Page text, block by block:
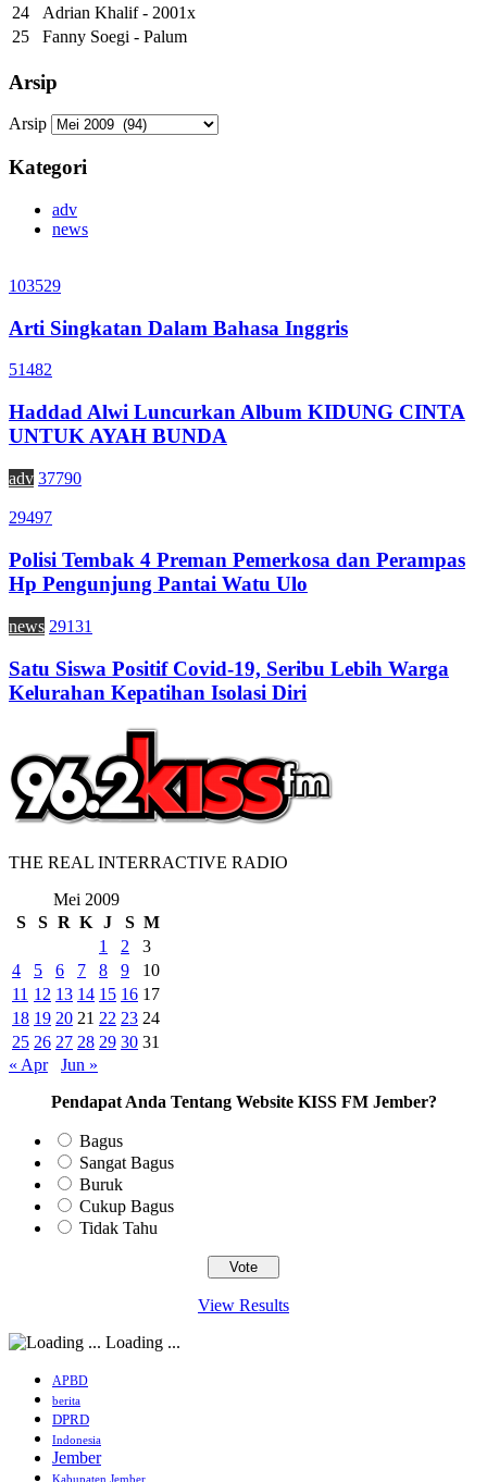
24
Adrian Khalif - 2001x
25
Fanny Soegi - Palum
Arsip
Arsip
Kategori
adv
news
103529
Arti Singkatan Dalam Bahasa Inggris
51482
Haddad Alwi Luncurkan Album KIDUNG CINTA
UNTUK AYAH BUNDA
adv 37790
29497
Polisi Tembak 4 Preman Pemerkosa dan Perampas
Hp Pengunjung Pantai Watu Ulo
news 29131
Satu Siswa Positif Covid-19, Seribu Lebih Warga
Kelurahan Kepatihan Isolasi Diri
THE REAL INTERRACTIVE RADIO
Mei 2009
S
S R K J S M
1
2
3
4
5 6 7 8 9
10
11 12 13 14 15 16 17
18 19 20 21 22 23 24
25 26 27 28 29 30 31
« Apr
Jun »
Pendapat Anda Tentang Website KISS FM Jember?
Bagus
Sangat Bagus
Buruk
Cukup Bagus
Tidak Tahu
View Results
Loading ...
APBD
berita
DPRD
Indonesia
Jember
Kabupaten Jember